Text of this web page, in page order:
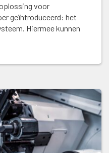
voor
geïntroduceerd: het
Hiermee kunnen